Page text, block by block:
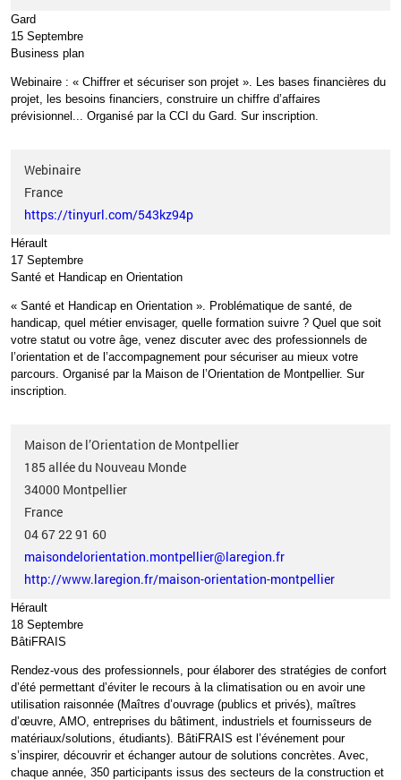
Gard
15 Septembre
Business plan
Webinaire : « Chiffrer et sécuriser son projet ». Les bases financières du
projet, les besoins financiers, construire un chiffre d’affaires
prévisionnel... Organisé par la CCI du Gard. Sur inscription.
Webinaire
France
https://tinyurl.com/543kz94p
Hérault
17 Septembre
Santé et Handicap en Orientation
« Santé et Handicap en Orientation ». Problématique de santé, de
handicap, quel métier envisager, quelle formation suivre ? Quel que soit
votre statut ou votre âge, venez discuter avec des professionnels de
l’orientation et de l’accompagnement pour sécuriser au mieux votre
parcours. Organisé par la Maison de l’Orientation de Montpellier. Sur
inscription.
Maison de l’Orientation de Montpellier
185 allée du Nouveau Monde
34000 Montpellier
France
04 67 22 91 60
maisondelorientation.montpellier@laregion.fr
http://www.laregion.fr/maison-orientation-montpellier
Hérault
18 Septembre
BâtiFRAIS
Rendez-vous des professionnels, pour élaborer des stratégies de confort
d’été permettant d’éviter le recours à la climatisation ou en avoir une
utilisation raisonnée (Maîtres d’ouvrage (publics et privés), maîtres
d’œuvre, AMO, entreprises du bâtiment, industriels et fournisseurs de
matériaux/solutions, étudiants). BâtiFRAIS est l’événement pour
s’inspirer, découvrir et échanger autour de solutions concrètes. Avec,
chaque année, 350 participants issus des secteurs de la construction et